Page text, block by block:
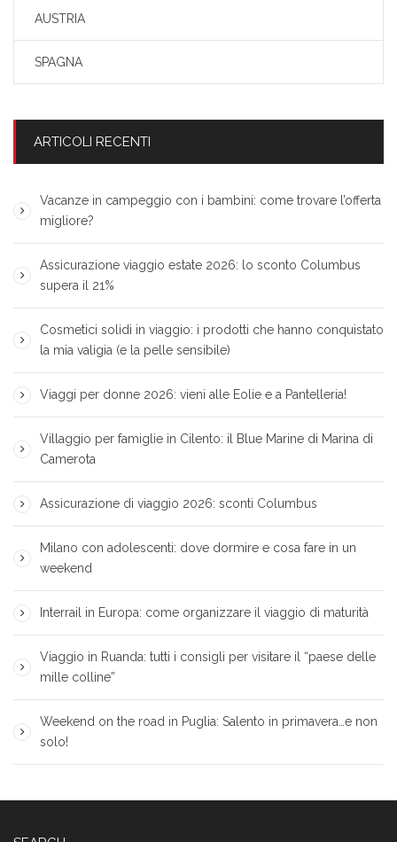
AUSTRIA
SPAGNA
ARTICOLI RECENTI
Vacanze in campeggio con i bambini: come trovare l’offerta
migliore?
Assicurazione viaggio estate 2026: lo sconto Columbus
supera il 21%
Cosmetici solidi in viaggio: i prodotti che hanno conquistato
la mia valigia (e la pelle sensibile)
Viaggi per donne 2026: vieni alle Eolie e a Pantelleria!
Villaggio per famiglie in Cilento: il Blue Marine di Marina di
Camerota
Assicurazione di viaggio 2026: sconti Columbus
Milano con adolescenti: dove dormire e cosa fare in un
weekend
Interrail in Europa: come organizzare il viaggio di maturità
Viaggio in Ruanda: tutti i consigli per visitare il “paese delle
mille colline”
Weekend on the road in Puglia: Salento in primavera…e non
solo!